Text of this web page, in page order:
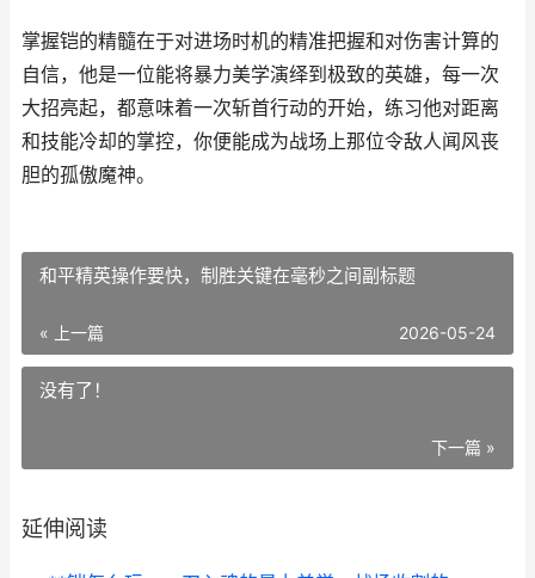
掌握铠的精髓在于对进场时机的精准把握和对伤害计算的
自信，他是一位能将暴力美学演绎到极致的英雄，每一次
大招亮起，都意味着一次斩首行动的开始，练习他对距离
和技能冷却的掌控，你便能成为战场上那位令敌人闻风丧
胆的孤傲魔神。
和平精英操作要快，制胜关键在毫秒之间副标题
« 上一篇 2026-05-24
没有了！
下一篇 »
延伸阅读